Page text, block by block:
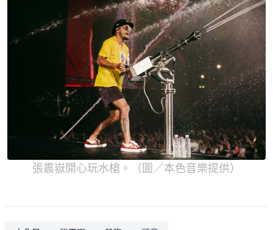
張震嶽開心玩水槍。（圖／本色音樂提供）